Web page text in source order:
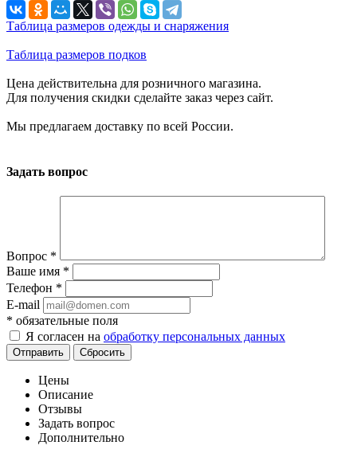
Таблица размеров одежды и снаряжения
Таблица размеров подков
Цена действительна для розничного магазина.
Для получения скидки сделайте заказ через сайт.
Мы предлагаем доставку по всей России.
Задать вопрос
Вопрос *
Ваше имя *
Телефон *
E-mail
* обязательные поля
Я согласен на обработку персональных данных
Отправить Сбросить
Цены
Описание
Отзывы
Задать вопрос
Дополнительно